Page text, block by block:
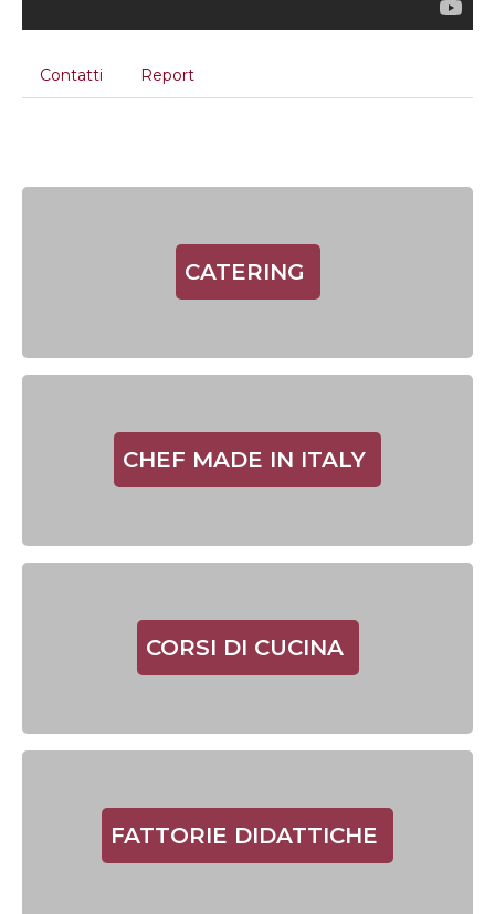
Contatti Report
CATERING
CHEF MADE IN ITALY
CORSI DI CUCINA
FATTORIE DIDATTICHE